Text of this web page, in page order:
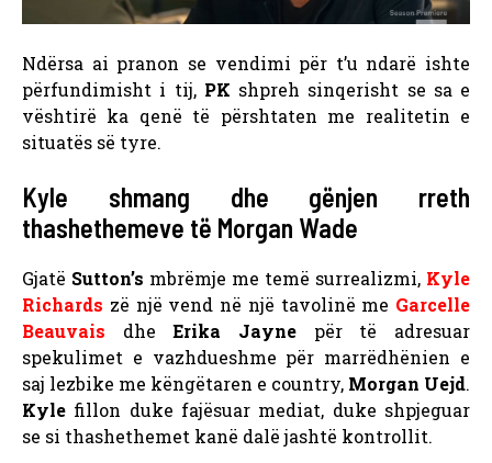
Ndërsa ai pranon se vendimi për t’u ndarë ishte
përfundimisht i tij, PK shpreh sinqerisht se sa e
vështirë ka qenë të përshtaten me realitetin e
situatës së tyre.
Kyle shmang dhe gënjen rreth
thashethemeve të Morgan Wade
Gjatë Sutton’s mbrëmje me temë surrealizmi, Kyle
Richards zë një vend në një tavolinë me Garcelle
Beauvais dheErika Jayne për të adresuar
spekulimet e vazhdueshme për marrëdhënien e
saj lezbike me këngëtaren e country, Morgan Uejd.
Kyle fillon duke fajësuar mediat, duke shpjeguar
se si thashethemet kanë dalë jashtë kontrollit.